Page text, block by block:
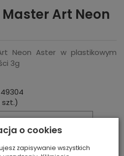
Master Art Neon
Neon Aster w plastikowym
3g
szt.)
o cookies
zapisywanie wszystkich